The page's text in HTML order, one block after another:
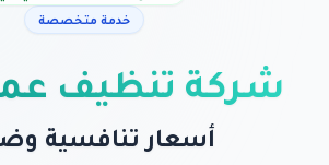
خدمة متخصصة
شركة تنظيف
أسعار تنافسية